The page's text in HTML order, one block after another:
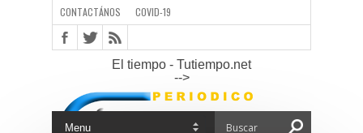
CONTACTÁNOS COVID-19
El tiempo - Tutiempo.net
-->